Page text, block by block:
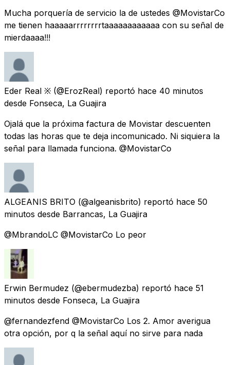
Mucha porquería de servicio la de ustedes @MovistarCo
me tienen haaaaarrrrrrrrtaaaaaaaaaaaa con su señal de
mierdaaaa!!!
Eder Real ※ (@ErozReal) reportó hace 40 minutos
desde Fonseca, La Guajira
Ojalá que la próxima factura de Movistar descuenten
todas las horas que te deja incomunicado. Ni siquiera la
señal para llamada funciona. @MovistarCo
ALGEANIS BRITO (@algeanisbrito) reportó hace 50
minutos desde Barrancas, La Guajira
@MbrandoLC @MovistarCo Lo peor
Erwin Bermudez (@ebermudezba) reportó hace 51
minutos desde Fonseca, La Guajira
@fernandezfend @MovistarCo Los 2. Amor averigua
otra opción, por q la señal aquí no sirve para nada